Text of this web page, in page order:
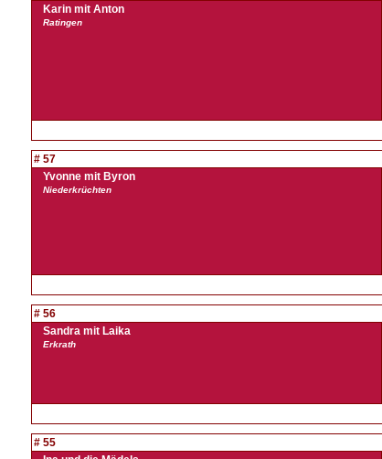
Karin mit Anton
Ratingen
# 57
Yvonne mit Byron
Niederkrüchten
# 56
Sandra mit Laika
Erkrath
# 55